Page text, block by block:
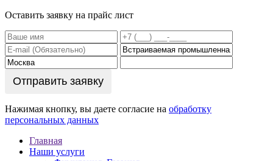
Оставить заявку на прайс лист
Отправить заявку
Нажимая кнопку, вы даете согласие на обработку
персональных данных
Главная
Наши услуги